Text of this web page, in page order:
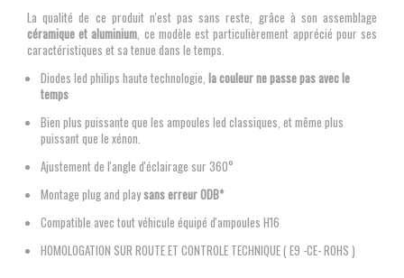
La qualité de ce produit n'est pas sans reste, grâce à son assemblage
céramique et aluminium, ce modèle est particulièrement apprécié pour ses
caractéristiques et sa tenue dans le temps.
Diodes led philips haute technologie, la couleur ne passe pas avec le
temps
Bien plus puissante que les ampoules led classiques, et même plus
puissant que le xénon.
Ajustement de l'angle d'éclairage sur 360°
Montage plug and playsans erreur ODB*
Compatible avec tout véhicule équipé d'ampoules H16
HOMOLOGATION SUR ROUTE ET CONTROLE TECHNIQUE ( E9 -CE- ROHS )